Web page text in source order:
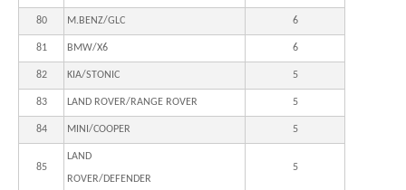
80 M.BENZ/GLC 6
81 BMW/X6 6
82 KIA/STONIC 5
83 LAND ROVER/RANGE ROVER 5
84 MINI/COOPER 5
85
LAND
ROVER/DEFENDER
5